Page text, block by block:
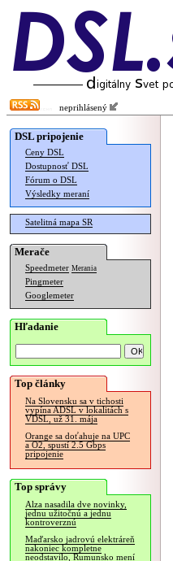
neprihlásený
DSL pripojenie
Ceny DSL
Dostupnosť DSL
Fórum o DSL
Výsledky meraní
Satelitná mapa SR
Merače
Speedmeter Merania
Pingmeter
Googlemeter
Hľadanie
Top články
Na Slovensku sa v tichosti
vypína ADSL v lokalitách s
VDSL, už 31. mája
Orange sa doťahuje na UPC
a O2, spustí 2.5 Gbps
pripojenie
Top správy
Alza nasadila dve novinky,
jednu užitočnú a jednu
kontroverznú
Maďarsko jadrovú elektráreň
nakoniec kompletne
neodstavilo, Rumunsko mení